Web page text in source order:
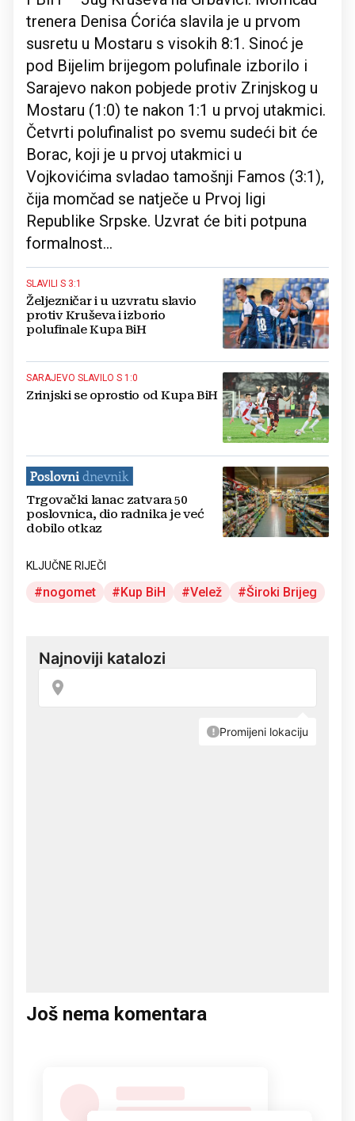
trenera Denisa Ćorića slavila je u prvom
susretu u Mostaru s visokih 8:1. Sinoć je
pod Bijelim brijegom polufinale izborilo i
Sarajevo nakon pobjede protiv Zrinjskog u
Mostaru (1:0) te nakon 1:1 u prvoj utakmici.
Četvrti polufinalist po svemu sudeći bit će
Borac, koji je u prvoj utakmici u
Vojkovićima svladao tamošnji Famos (3:1),
čija momčad se natječe u Prvoj ligi
Republike Srpske. Uzvrat će biti potpuna
formalnost...
SLAVILI S 3:1
Željezničar i u uzvratu slavio
protiv Kruševa i izborio
polufinale Kupa BiH
SARAJEVO SLAVILO S 1:0
Zrinjski se oprostio od Kupa BiH
Trgovački lanac zatvara 50
poslovnica, dio radnika je već
dobilo otkaz
KLJUČNE RIJEČI
nogomet Kup BiH Velež Široki Brijeg
Još nema komentara